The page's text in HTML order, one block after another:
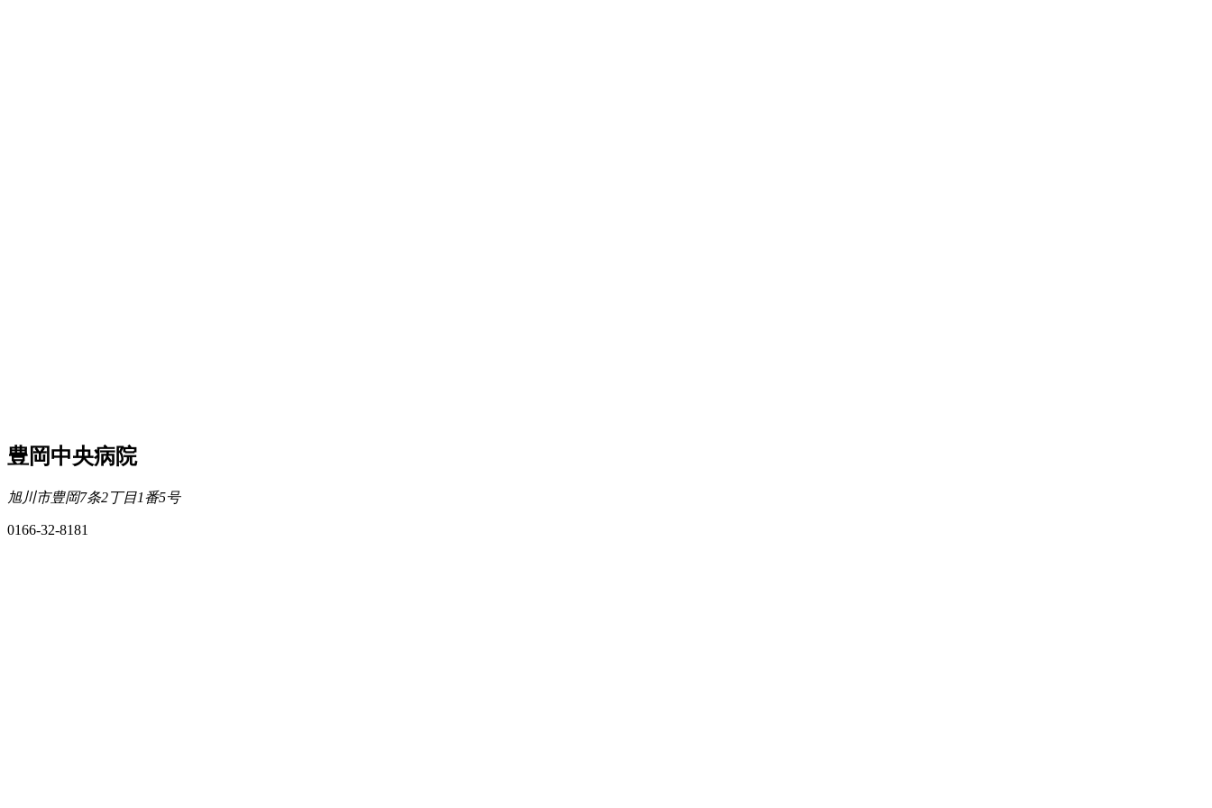
豊岡中央病院
旭川市豊岡7条2丁目1番5号
0166-32-8181